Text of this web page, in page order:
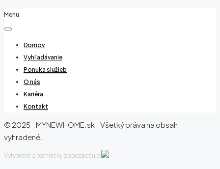
Menu
Domov
Vyhľadávanie
Ponuka služieb
O nás
Kariéra
Kontakt
© 2025 - MYNEWHOME.sk - Všetký práva na obsah
vyhradené.
Vytvorené a technicky zabezpečuje